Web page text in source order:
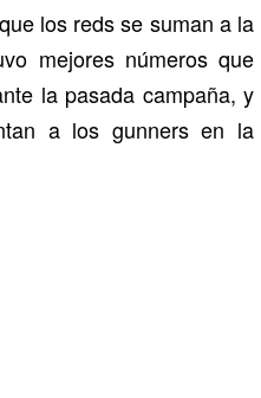
los reds se suman a la
mejores números que
la pasada campaña, y
a los gunners en la